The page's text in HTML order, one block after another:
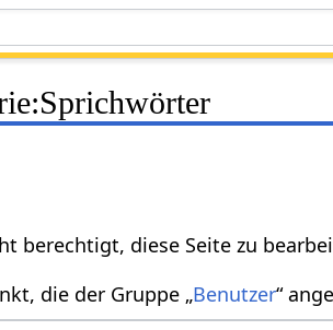
berechtigt, diese Seite zu
die der Gruppe „Benutzer“